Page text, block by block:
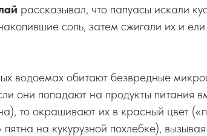
рассказывал, что папуасы искали
соль, затем сжигали их и ели
водоемах обитают безвредные
они попадают на продукты питания
то окрашивают их в красный цвет
на кукурузной похлебке),